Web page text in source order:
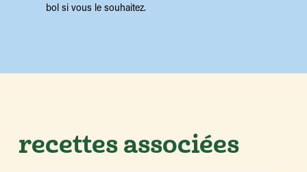
bol si vous le souhaitez.
recettes associées